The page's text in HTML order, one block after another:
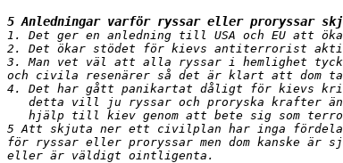
5 Anledningar varför ryssar eller proryssar
1. Det ger en anledning till USA och EU att
2. Det ökar stödet för kievs antiterrorist
3. Man vet väl att alla ryssar i hemlighet
och civila resenärer så det är klart att dom
4. Det har gått panikartat dåligt för kievs krig
detta vill ju ryssar och proryska krafter
hjälp till kiev genom att bete sig som
5 Att skjuta ner ett civilplan har inga
för ryssar eller proryssar men dom kanske är
eller är väldigt ointligenta.